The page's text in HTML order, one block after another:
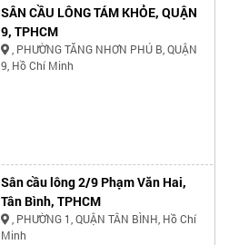
SÂN CẦU LÔNG TÁM KHỎE, QUẬN
9, TPHCM
, PHƯỜNG TĂNG NHƠN PHÚ B, QUẬN
9, Hồ Chí Minh
Sân cầu lông 2/9 Phạm Văn Hai,
Tân Bình, TPHCM
, PHƯỜNG 1, QUẬN TÂN BÌNH, Hồ Chí
Minh